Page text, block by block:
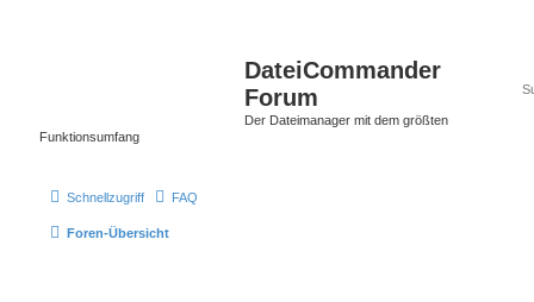
DateiCommander
Forum
Der Dateimanager mit dem größten
Funktionsumfang
Schnellzugriff FAQ
Foren-Übersicht